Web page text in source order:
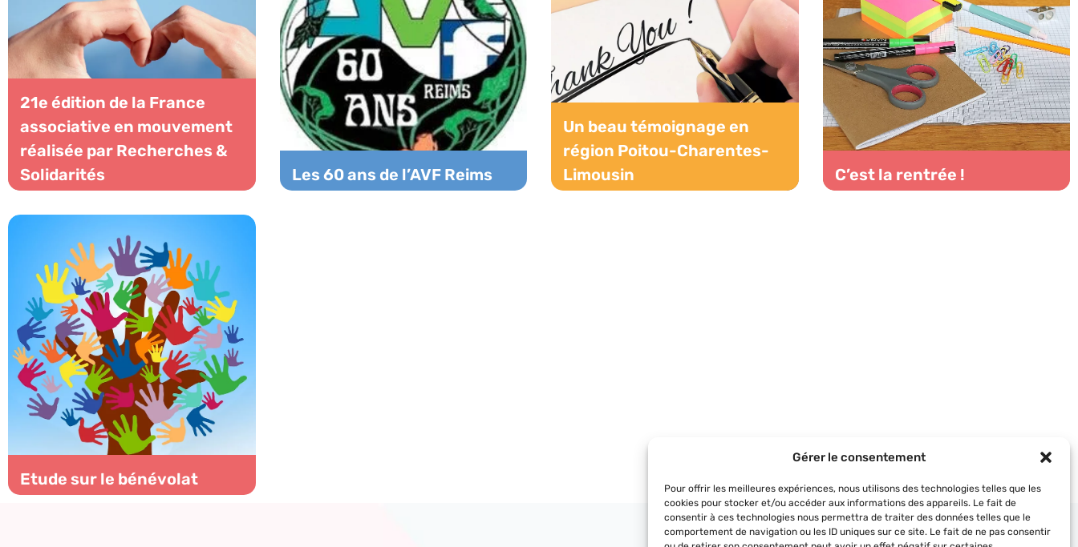
Gérer le consentement
Pour offrir les meilleures expériences, nous utilisons des technologies telles que les
cookies pour stocker et/ou accéder aux informations des appareils. Le fait de
consentir à ces technologies nous permettra de traiter des données telles que le
comportement de navigation ou les ID uniques sur ce site. Le fait de ne pas consentir
21e édition de la France
associative en mouvement
réalisée par Recherches &
Solidarités
Les 60 ans de l’AVF Reims
Un beau témoignage en
région Poitou-Charentes-
Limousin
C’est la rentrée !
Etude sur le bénévolat